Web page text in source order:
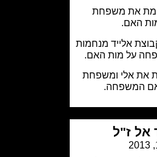
משפחת
מנחמות
מות האם.
ומשפחת